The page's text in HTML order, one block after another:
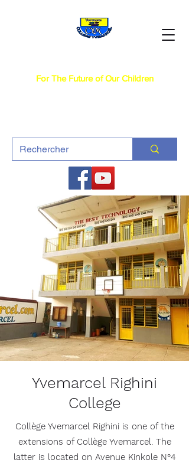
For The Future of Our Children
Yvemarcel Righini
College
Collège Yvemarcel Righini is one of the
extensions of Collège Yvemarcel. The
latter is located on Avenue Kinkole N°4